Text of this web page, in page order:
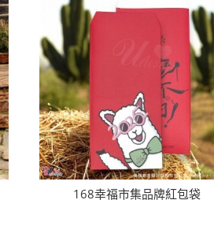
168幸福市集品牌紅包袋